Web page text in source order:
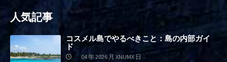
人気記事
コスメル島でやるべきこと：島の内部ガイ
ド
04 年 2026 月 XNUMX 日